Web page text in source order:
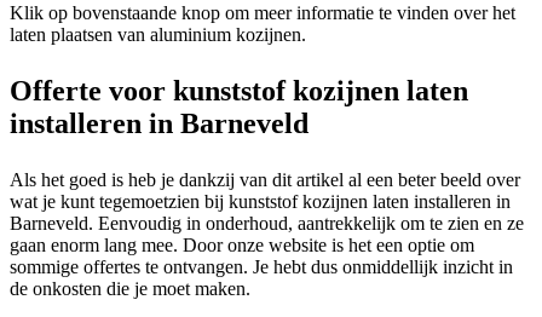
Klik op bovenstaande knop om meer informatie te vinden over het
laten plaatsen van aluminium kozijnen.
Offerte voor kunststof kozijnen laten
installeren in Barneveld
Als het goed is heb je dankzij van dit artikel al een beter beeld over
wat je kunt tegemoetzien bij kunststof kozijnen laten installeren in
Barneveld. Eenvoudig in onderhoud, aantrekkelijk om te zien en ze
gaan enorm lang mee. Door onze website is het een optie om
sommige offertes te ontvangen. Je hebt dus onmiddellijk inzicht in
de onkosten die je moet maken.